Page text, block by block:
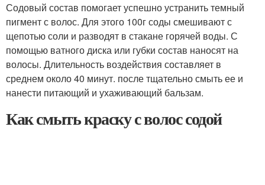
Содовый состав помогает успешно устранить темный
пигмент с волос. Для этого 100г соды смешивают с
щепотью соли и разводят в стакане горячей воды. С
помощью ватного диска или губки состав наносят на
волосы. Длительность воздействия составляет в
среднем около 40 минут. после тщательно смыть ее и
нанести питающий и ухаживающий бальзам.
Как смыть краску с волос содой